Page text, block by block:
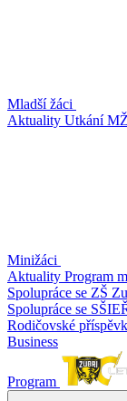
Mladší žáci
Aktuality Utkání
Minižáci
Aktuality Program
Spolupráce se ZŠ
Spolupráce se
Rodičovské
Business
Program